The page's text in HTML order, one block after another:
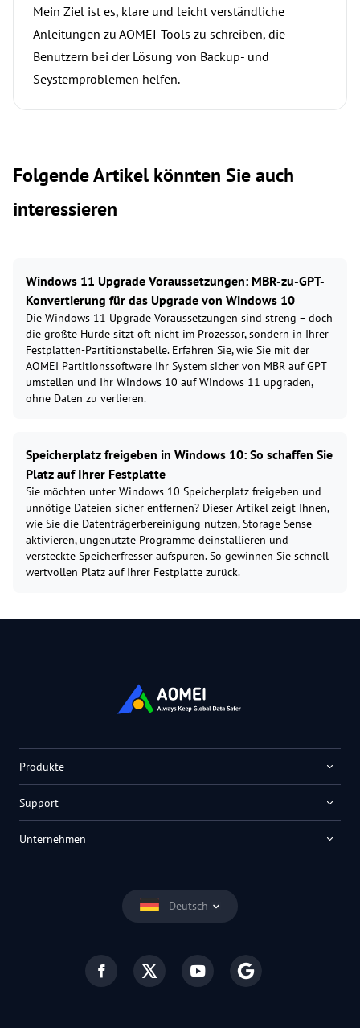
Mein Ziel ist es, klare und leicht verständliche
Anleitungen zu AOMEI-Tools zu schreiben, die
Benutzern bei der Lösung von Backup- und
Seystemproblemen helfen.
Folgende Artikel könnten Sie auch
interessieren
Windows 11 Upgrade Voraussetzungen: MBR-zu-GPT-
Konvertierung für das Upgrade von Windows 10
Die Windows 11 Upgrade Voraussetzungen sind streng – doch
die größte Hürde sitzt oft nicht im Prozessor, sondern in Ihrer
Festplatten-Partitionstabelle. Erfahren Sie, wie Sie mit der
AOMEI Partitionssoftware Ihr System sicher von MBR auf GPT
umstellen und Ihr Windows 10 auf Windows 11 upgraden,
ohne Daten zu verlieren.
Speicherplatz freigeben in Windows 10: So schaffen Sie
Platz auf Ihrer Festplatte
Sie möchten unter Windows 10 Speicherplatz freigeben und
unnötige Dateien sicher entfernen? Dieser Artikel zeigt Ihnen,
wie Sie die Datenträgerbereinigung nutzen, Storage Sense
aktivieren, ungenutzte Programme deinstallieren und
versteckte Speicherfresser aufspüren. So gewinnen Sie schnell
wertvollen Platz auf Ihrer Festplatte zurück.
Deutsch
Produkte
Support
Unternehmen